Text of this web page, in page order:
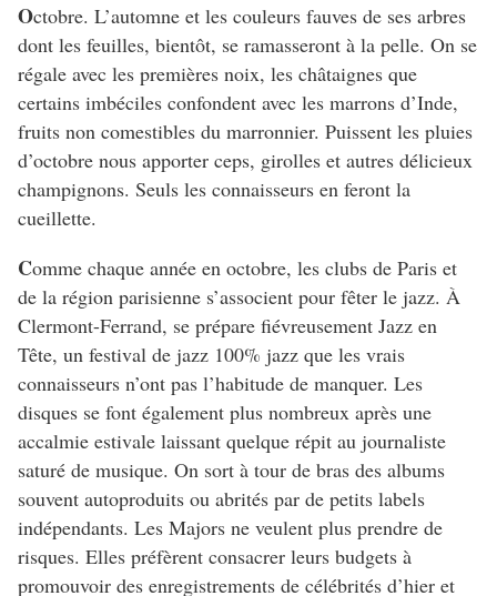
Octobre. L’automne et les couleurs fauves de ses arbres
dont les feuilles, bientôt, se ramasseront à la pelle. On se
régale avec les premières noix, les châtaignes que
certains imbéciles confondent avec les marrons d’Inde,
fruits non comestibles du marronnier. Puissent les pluies
d’octobre nous apporter ceps, girolles et autres délicieux
champignons. Seuls les connaisseurs en feront la
cueillette.
Comme chaque année en octobre, les clubs de Paris et
de la région parisienne s’associent pour fêter le jazz. À
Clermont-Ferrand, se prépare fiévreusement Jazz en
Tête, un festival de jazz 100% jazz que les vrais
connaisseurs n’ont pas l’habitude de manquer. Les
disques se font également plus nombreux après une
accalmie estivale laissant quelque répit au journaliste
saturé de musique. On sort à tour de bras des albums
souvent autoproduits ou abrités par de petits labels
indépendants. Les Majors ne veulent plus prendre de
risques. Elles préfèrent consacrer leurs budgets à
promouvoir des enregistrements de célébrités d’hier et